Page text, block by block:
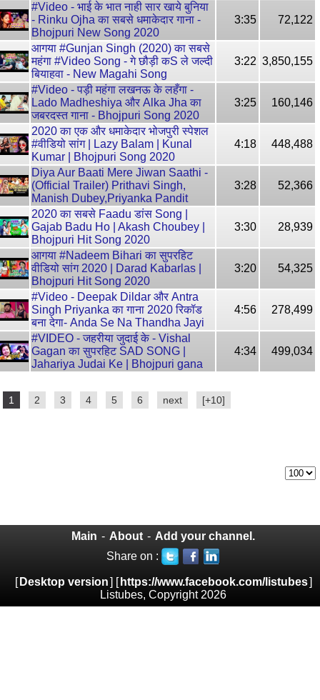
#Video - भाई के भात नाही सार खाये बुनिया
- Rinku Ojha का सबसे धमाकेदार गाना -
Bhojpuri New Song 2020
3:35 72,122
आगया #Gunjan Singh (2020) का सबसे
महंगा #Video Song - गे छौड़ी कS ले जल्दी
बियाहवा - New Magahi Song
3:22 3,850,155
#Video - पड़ी महंगा लखनऊ के लहँगा -
Lado Madheshiya और Alka Jha का
जबरदस्त गाना - Bhojpuri Song 2020
3:25 160,146
2020 का एक और धमाकेदार भोजपुरी स्पेशल
#वीडियो सांग | Lazy Balam | Kunal
Kumar | Bhojpuri Song 2020
4:18 448,488
Diya Aur Baati Mere Jiwan Saathi -
(Official Trailer) Prithavi Singh,
Manish Dubey,Priyanka Pandit
3:28 52,366
2020 का सबसे Faadu डांस Song |
Gajab Badu Ho | Akash Choubey |
Bhojpuri Hit Song 2020
3:30 28,939
आगया #Nadeem Bihari का सुपरहिट
वीडियो सांग 2020 | Darad Kabarlas |
Bhojpuri Hit Song 2020
3:20 54,325
#Video - Deepak Dildar और Antra
Singh Priyanka का गाना 2020 रिकॉड
बना देगा- Anda Se Na Thandha Jayi
4:56 278,499
#VIDEO - जहरीया जुदाई के - Vishal
Gagan का सुपरहिट SAD SONG |
Jahariya Judai Ke | Bhojpuri gana
4:34 499,034
1 2 3 4 5 6 next [+10]
Main - About - Add your channel.
Share on :
[ Desktop version] [ https://www.facebook.com/listubes]
Listubes, Copyright 2026